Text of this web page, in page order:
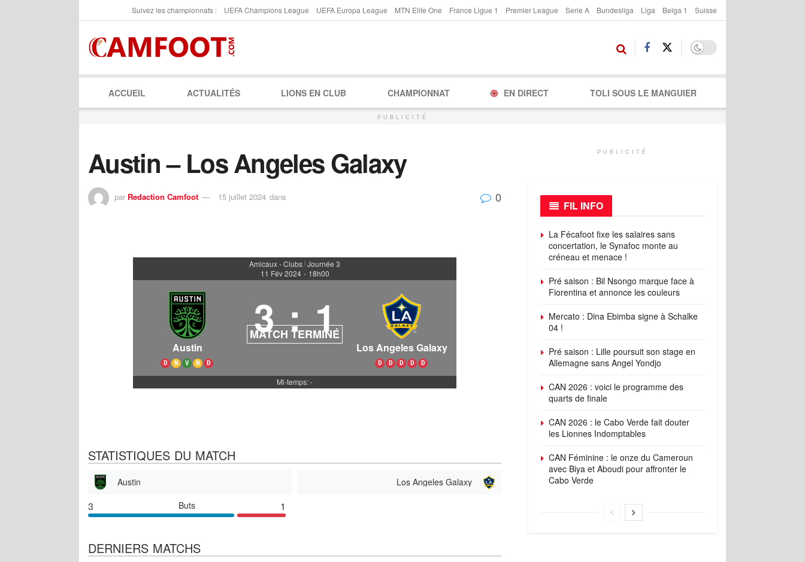
Suivez les championnats : UEFA Champions League UEFA Europa League MTN Elite One France Ligue 1 Premier League Serie A Bundesliga Liga Belga 1 Suisse
ACCUEIL ACTUALITÉS LIONS EN CLUB CHAMPIONNAT EN DIRECT TOLI SOUS LE MANGUIER
PUBLICITÉ
Austin – Los Angeles Galaxy
par Redaction Camfoot 15 juillet 2024 dans 0
Amicaux - Clubs | Journée 3
11 Fév 2024 - 18h00
Austin
D N V N D
3 : 1
MATCH TERMINÉ
Los Angeles Galaxy
D D D D D
Mi-temps: -
STATISTIQUES DU MATCH
Austin Los Angeles Galaxy
3 Buts 1
DERNIERS MATCHS
PUBLICITÉ
FIL INFO
La Fécafoot fixe les salaires sans
concertation, le Synafoc monte au
créneau et menace !
Pré saison : Bil Nsongo marque face à
Fiorentina et annonce les couleurs
Mercato : Dina Ebimba signe à Schalke
04 !
Pré saison : Lille poursuit son stage en
Allemagne sans Angel Yondjo
CAN 2026 : voici le programme des
quarts de finale
CAN 2026 : le Cabo Verde fait douter
les Lionnes Indomptables
CAN Féminine : le onze du Cameroun
avec Biya et Aboudi pour affronter le
Cabo Verde